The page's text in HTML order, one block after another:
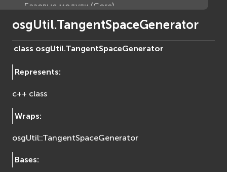
Базовые модули (Core)
EVcommon
evlua
Граф Сцены (Scene Graph)
EVosgAnimation
EVosgHMD
osgUtil.TangentSpaceGenerator
class osgUtil.TangentSpaceGenerator
Represents:
c++ class
Wraps:
osgUtil::TangentSpaceGenerator
Bases: